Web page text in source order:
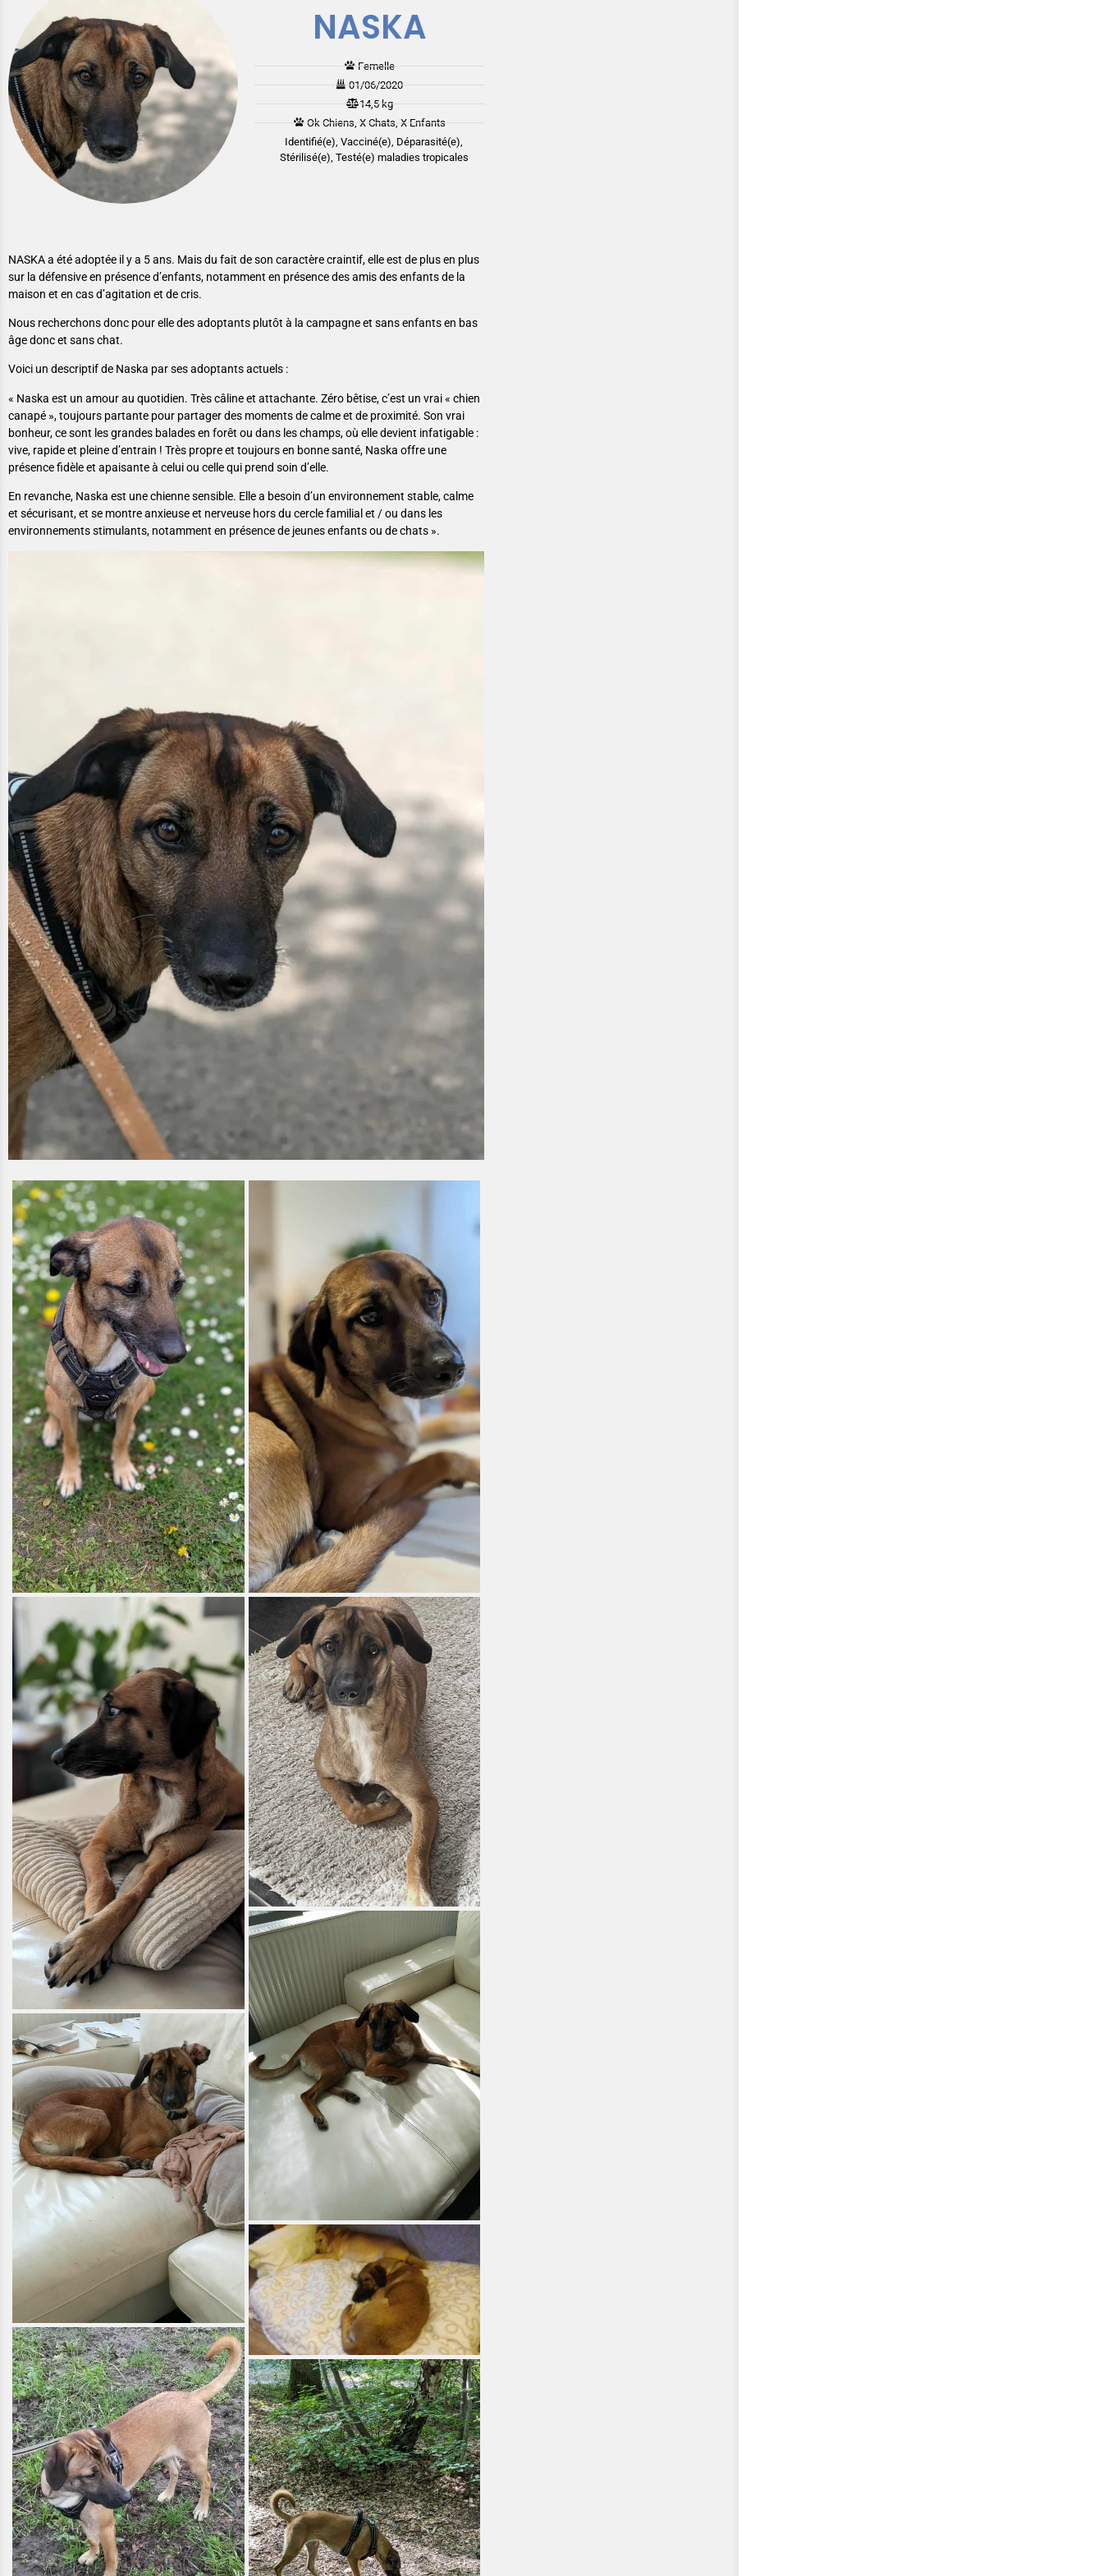
NASKA
Femelle
01/06/2020
14,5 kg
Ok Chiens, X Chats, X Enfants
Identifié(e), Vacciné(e), Déparasité(e),
Stérilisé(e), Testé(e) maladies tropicales
NASKA a été adoptée il y a 5 ans. Mais du fait de son caractère craintif, elle est de plus en plus
sur la défensive en présence d’enfants, notamment en présence des amis des enfants de la
maison et en cas d’agitation et de cris.
Nous recherchons donc pour elle des adoptants plutôt à la campagne et sans enfants en bas
âge donc et sans chat.
Voici un descriptif de Naska par ses adoptants actuels :
« Naska est un amour au quotidien. Très câline et attachante. Zéro bêtise, c’est un vrai « chien
canapé », toujours partante pour partager des moments de calme et de proximité. Son vrai
bonheur, ce sont les grandes balades en forêt ou dans les champs, où elle devient infatigable :
vive, rapide et pleine d’entrain ! Très propre et toujours en bonne santé, Naska offre une
présence fidèle et apaisante à celui ou celle qui prend soin d’elle.
En revanche, Naska est une chienne sensible. Elle a besoin d’un environnement stable, calme
et sécurisant, et se montre anxieuse et nerveuse hors du cercle familial et / ou dans les
environnements stimulants, notamment en présence de jeunes enfants ou de chats ».